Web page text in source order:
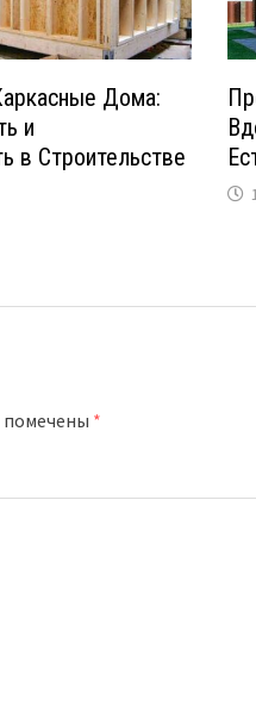
Дома:
и
в Строительстве
помечены *